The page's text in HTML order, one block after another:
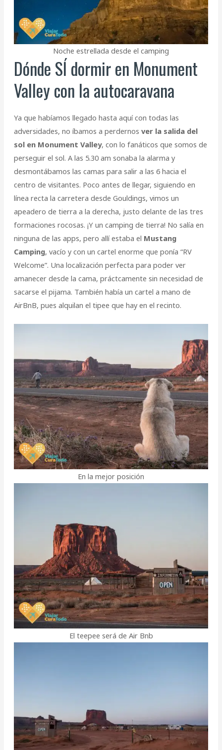
Noche estrellada desde el camping
Dónde SÍ dormir en Monument
Valley con la autocaravana
Ya que habíamos llegado hasta aquí con todas las
adversidades, no íbamos a perdernos ver la salida del
sol en Monument Valley, con lo fanáticos que somos de
perseguir el sol. A las 5.30 am sonaba la alarma y
desmontábamos las camas para salir a las 6 hacia el
centro de visitantes. Poco antes de llegar, siguiendo en
línea recta la carretera desde Gouldings, vimos un
apeadero de tierra a la derecha, justo delante de las tres
formaciones rocosas. ¡Y un camping de tierra! No salía en
ninguna de las apps, pero allí estaba el Mustang
Camping, vacío y con un cartel enorme que ponía “RV
Welcome”. Una localización perfecta para poder ver
amanecer desde la cama, práctcamente sin necesidad de
sacarse el pijama. También había un cartel a mano de
AirBnB, pues alquilan el tipee que hay en el recinto.
En la mejor posición
El teepee será de Air Bnb